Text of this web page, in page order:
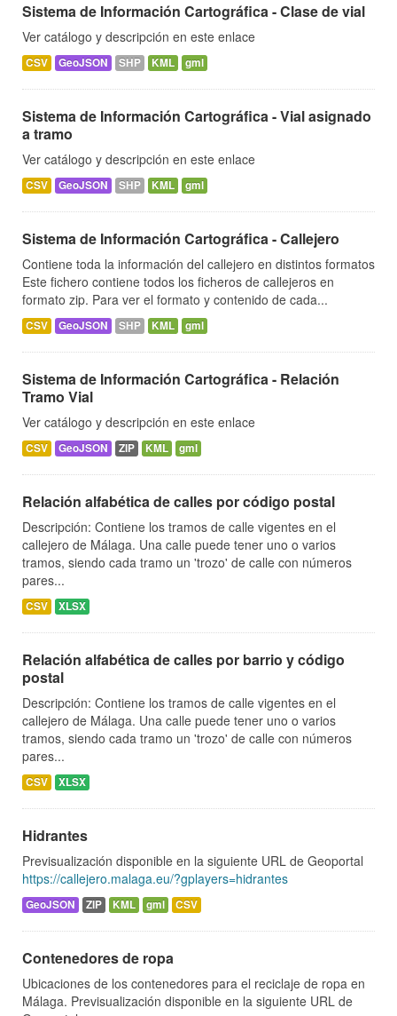
Sistema de Información Cartográfica - Clase de vial
Ver catálogo y descripción en este enlace
CSV GeoJSON SHP KML gml
Sistema de Información Cartográfica - Vial asignado
a tramo
Ver catálogo y descripción en este enlace
CSV GeoJSON SHP KML gml
Sistema de Información Cartográfica - Callejero
Contiene toda la información del callejero en distintos formatos
Este fichero contiene todos los ficheros de callejeros en
formato zip. Para ver el formato y contenido de cada...
CSV GeoJSON SHP KML gml
Sistema de Información Cartográfica - Relación
Tramo Vial
Ver catálogo y descripción en este enlace
CSV GeoJSON ZIP KML gml
Relación alfabética de calles por código postal
Descripción: Contiene los tramos de calle vigentes en el
callejero de Málaga. Una calle puede tener uno o varios
tramos, siendo cada tramo un 'trozo' de calle con números
pares...
CSV XLSX
Relación alfabética de calles por barrio y código
postal
Descripción: Contiene los tramos de calle vigentes en el
callejero de Málaga. Una calle puede tener uno o varios
tramos, siendo cada tramo un 'trozo' de calle con números
pares...
CSV XLSX
Hidrantes
Previsualización disponible en la siguiente URL de Geoportal
https://callejero.malaga.eu/?gplayers=hidrantes
GeoJSON ZIP KML gml CSV
Contenedores de ropa
Ubicaciones de los contenedores para el reciclaje de ropa en
Málaga. Previsualización disponible en la siguiente URL de